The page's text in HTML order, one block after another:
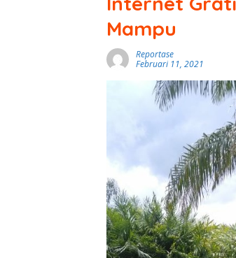
Mampu
Reportase
Februari 11, 2021